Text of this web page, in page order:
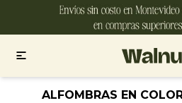

ALFOMBRAS EN